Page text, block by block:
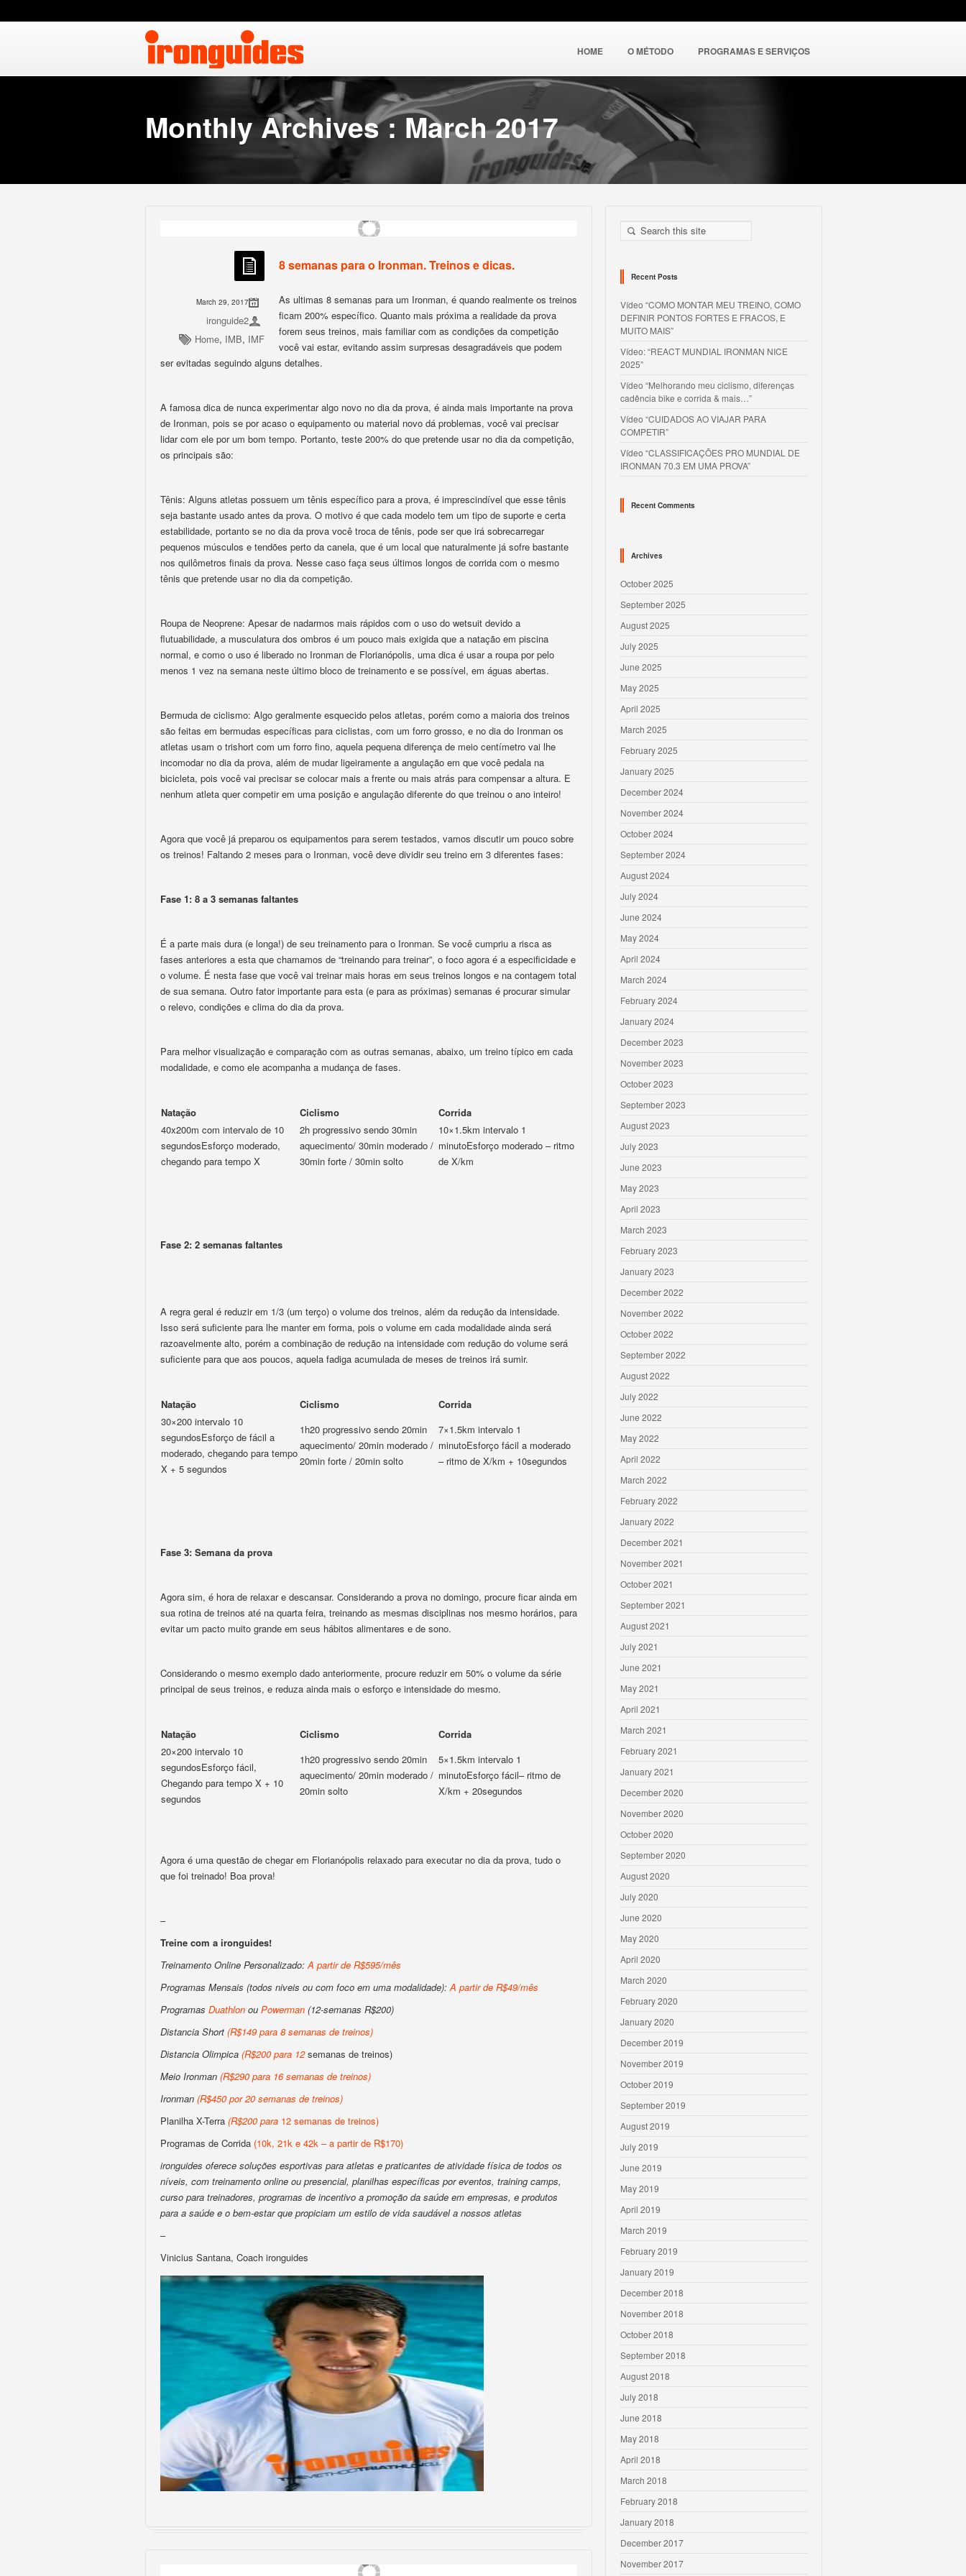
HOME O MÉTODO PROGRAMAS E SERVIÇOS
Monthly Archives : March 2017
8 semanas para o Ironman. Treinos e dicas.
March 29, 2017
ironguide2
Home, IMB, IMF
As ultimas 8 semanas para um Ironman, é quando realmente os treinos
ficam 200% específico. Quanto mais próxima a realidade da prova
forem seus treinos, mais familiar com as condições da competição
você vai estar, evitando assim surpresas desagradáveis que podem
ser evitadas seguindo alguns detalhes.
A famosa dica de nunca experimentar algo novo no dia da prova, é ainda mais importante na prova
de Ironman, pois se por acaso o equipamento ou material novo dá problemas, você vai precisar
lidar com ele por um bom tempo. Portanto, teste 200% do que pretende usar no dia da competição,
os principais são:
Tênis: Alguns atletas possuem um tênis específico para a prova, é imprescindível que esse tênis
seja bastante usado antes da prova. O motivo é que cada modelo tem um tipo de suporte e certa
estabilidade, portanto se no dia da prova você troca de tênis, pode ser que irá sobrecarregar
pequenos músculos e tendões perto da canela, que é um local que naturalmente já sofre bastante
nos quilômetros finais da prova. Nesse caso faça seus últimos longos de corrida com o mesmo
tênis que pretende usar no dia da competição.
Roupa de Neoprene: Apesar de nadarmos mais rápidos com o uso do wetsuit devido a
flutuabilidade, a musculatura dos ombros é um pouco mais exigida que a natação em piscina
normal, e como o uso é liberado no Ironman de Florianópolis, uma dica é usar a roupa por pelo
menos 1 vez na semana neste último bloco de treinamento e se possível, em águas abertas.
Bermuda de ciclismo: Algo geralmente esquecido pelos atletas, porém como a maioria dos treinos
são feitas em bermudas específicas para ciclistas, com um forro grosso, e no dia do Ironman os
atletas usam o trishort com um forro fino, aquela pequena diferença de meio centímetro vai lhe
incomodar no dia da prova, além de mudar ligeiramente a angulação em que você pedala na
bicicleta, pois você vai precisar se colocar mais a frente ou mais atrás para compensar a altura. E
nenhum atleta quer competir em uma posição e angulação diferente do que treinou o ano inteiro!
Agora que você já preparou os equipamentos para serem testados, vamos discutir um pouco sobre
os treinos! Faltando 2 meses para o Ironman, você deve dividir seu treino em 3 diferentes fases:
Fase 1: 8 a 3 semanas faltantes
É a parte mais dura (e longa!) de seu treinamento para o Ironman. Se você cumpriu a risca as
fases anteriores a esta que chamamos de “treinando para treinar”, o foco agora é a especificidade e
o volume. É nesta fase que você vai treinar mais horas em seus treinos longos e na contagem total
de sua semana. Outro fator importante para esta (e para as próximas) semanas é procurar simular
o relevo, condições e clima do dia da prova.
Para melhor visualização e comparação com as outras semanas, abaixo, um treino típico em cada
modalidade, e como ele acompanha a mudança de fases.
Natação Ciclismo
Corrida
40x200m com intervalo de 10
segundosEsforço moderado,
chegando para tempo X
2h progressivo sendo 30min
aquecimento/ 30min moderado /
30min forte / 30min solto
10×1.5km intervalo 1
minutoEsforço moderado – ritmo
de X/km
Fase 2: 2 semanas faltantes
A regra geral é reduzir em 1/3 (um terço) o volume dos treinos, além da redução da intensidade.
Isso será suficiente para lhe manter em forma, pois o volume em cada modalidade ainda será
razoavelmente alto, porém a combinação de redução na intensidade com redução do volume será
suficiente para que aos poucos, aquela fadiga acumulada de meses de treinos irá sumir.
Natação Ciclismo
Corrida
30×200 intervalo 10
segundosEsforço de fácil a
moderado, chegando para tempo
X + 5 segundos
1h20 progressivo sendo 20min
aquecimento/ 20min moderado /
20min forte / 20min solto
7×1.5km intervalo 1
minutoEsforço fácil a moderado
– ritmo de X/km + 10segundos
Fase 3: Semana da prova
Agora sim, é hora de relaxar e descansar. Considerando a prova no domingo, procure ficar ainda em
sua rotina de treinos até na quarta feira, treinando as mesmas disciplinas nos mesmo horários, para
evitar um pacto muito grande em seus hábitos alimentares e de sono.
Considerando o mesmo exemplo dado anteriormente, procure reduzir em 50% o volume da série
principal de seus treinos, e reduza ainda mais o esforço e intensidade do mesmo.
Natação Ciclismo
Corrida
20×200 intervalo 10
segundosEsforço fácil,
Chegando para tempo X + 10
segundos
1h20 progressivo sendo 20min
aquecimento/ 20min moderado /
20min solto
5×1.5km intervalo 1
minutoEsforço fácil– ritmo de
X/km + 20segundos
Agora é uma questão de chegar em Florianópolis relaxado para executar no dia da prova, tudo o
que foi treinado! Boa prova!
–
Treine com a ironguides!
Treinamento Online Personalizado:A partir de R$595/mês
Programas Mensais (todos niveis ou com foco em uma modalidade):A partir de R$49/mês
Programas Duathlon ou Powerman (12-semanas R$200)
Distancia Short (R$149 para 8 semanas de treinos)
Distancia Olimpica (R$200 para 12semanas de treinos)
Meio Ironman (R$290 para 16 semanas de treinos)
Ironman (R$450 por 20 semanas de treinos)
Planilha X-Terra (R$200 para 12 semanas de treinos)
Programas de Corrida (10k, 21k e 42k – a partir de R$170)
ironguides oferece soluções esportivas para atletas e praticantes de atividade física de todos os
níveis, com treinamento online ou presencial, planilhas específicas por eventos, training camps,
curso para treinadores, programas de incentivo a promoção da saúde em empresas, e produtos
para a saúde e o bem-estar que propiciam um estilo de vida saudável a nossos atletas
–
Vinicius Santana, Coach ironguides
Recent Posts
Vídeo “COMO MONTAR MEU TREINO, COMO
DEFINIR PONTOS FORTES E FRACOS, E
MUITO MAIS”
Vídeo: “REACT MUNDIAL IRONMAN NICE
2025”
Vídeo “Melhorando meu ciclismo, diferenças
cadência bike e corrida & mais…”
Vídeo “CUIDADOS AO VIAJAR PARA
COMPETIR”
Vídeo “CLASSIFICAÇÕES PRO MUNDIAL DE
IRONMAN 70.3 EM UMA PROVA”
Recent Comments
Archives
October 2025
September 2025
August 2025
July 2025
June 2025
May 2025
April 2025
March 2025
February 2025
January 2025
December 2024
November 2024
October 2024
September 2024
August 2024
July 2024
June 2024
May 2024
April 2024
March 2024
February 2024
January 2024
December 2023
November 2023
October 2023
September 2023
August 2023
July 2023
June 2023
May 2023
April 2023
March 2023
February 2023
January 2023
December 2022
November 2022
October 2022
September 2022
August 2022
July 2022
June 2022
May 2022
April 2022
March 2022
February 2022
January 2022
December 2021
November 2021
October 2021
September 2021
August 2021
July 2021
June 2021
May 2021
April 2021
March 2021
February 2021
January 2021
December 2020
November 2020
October 2020
September 2020
August 2020
July 2020
June 2020
May 2020
April 2020
March 2020
February 2020
January 2020
December 2019
November 2019
October 2019
September 2019
August 2019
July 2019
June 2019
May 2019
April 2019
March 2019
February 2019
January 2019
December 2018
November 2018
October 2018
September 2018
August 2018
July 2018
June 2018
May 2018
April 2018
March 2018
February 2018
January 2018
December 2017
November 2017